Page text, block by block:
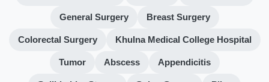
General Surgery Breast Surgery
Colorectal Surgery Khulna Medical College Hospital
Tumor Abscess Appendicitis